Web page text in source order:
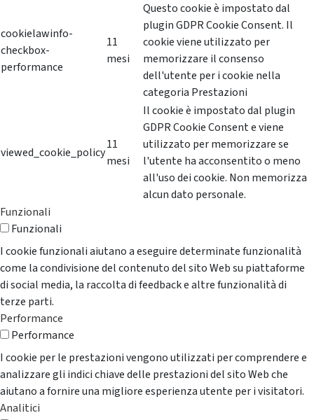
cookielawinfo-
checkbox-
performance
11
mesi
Questo cookie è impostato dal
plugin GDPR Cookie Consent. Il
cookie viene utilizzato per
memorizzare il consenso
dell'utente per i cookie nella
categoria Prestazioni
viewed_cookie_policy
11
mesi
Il cookie è impostato dal plugin
GDPR Cookie Consent e viene
utilizzato per memorizzare se
l'utente ha acconsentito o meno
all'uso dei cookie. Non memorizza
alcun dato personale.
Funzionali
Funzionali
I cookie funzionali aiutano a eseguire determinate funzionalità
come la condivisione del contenuto del sito Web su piattaforme
di social media, la raccolta di feedback e altre funzionalità di
terze parti.
Performance
Performance
I cookie per le prestazioni vengono utilizzati per comprendere e
analizzare gli indici chiave delle prestazioni del sito Web che
aiutano a fornire una migliore esperienza utente per i visitatori.
Analitici